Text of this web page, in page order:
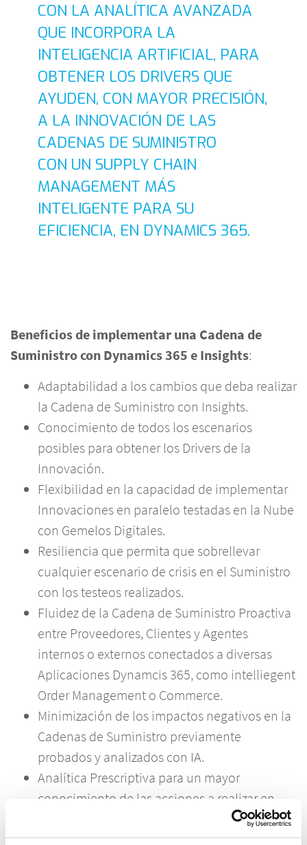
CON LA ANALÍTICA AVANZADA
QUE INCORPORA LA
INTELIGENCIA ARTIFICIAL, PARA
OBTENER LOS DRIVERS QUE
AYUDEN, CON MAYOR PRECISIÓN,
A LA INNOVACIÓN DE LAS
CADENAS DE SUMINISTRO
CON UN SUPPLY CHAIN
MANAGEMENT MÁS
INTELIGENTE PARA SU
EFICIENCIA, EN DYNAMICS 365.
Beneficios de implementar una Cadena de
Suministro con Dynamics 365 e Insights:
Adaptabilidad a los cambios que deba realizar
la Cadena de Suministro con Insights.
Conocimiento de todos los escenarios
posibles para obtener los Drivers de la
Innovación.
Flexibilidad en la capacidad de implementar
Innovaciones en paralelo testadas en la Nube
con Gemelos Digitales.
Resiliencia que permita que sobrellevar
cualquier escenario de crisis en el Suministro
con los testeos realizados.
Fluidez de la Cadena de Suministro Proactiva
entre Proveedores, Clientes y Agentes
internos o externos conectados a diversas
Aplicaciones Dynamcis 365, como intelliegent
Order Management o Commerce.
Minimización de los impactos negativos en la
Cadenas de Suministro previamente
probados y analizados con IA.
Analítica Prescriptiva para un mayor
conocimiento de las acciones a realizar en
Modernización con Isights de cualquier